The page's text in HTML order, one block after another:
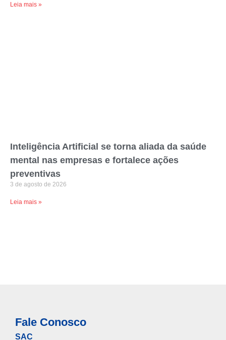
Leia mais »
Inteligência Artificial se torna aliada da saúde
mental nas empresas e fortalece ações
preventivas
3 de agosto de 2026
Leia mais »
Fale Conosco
SAC